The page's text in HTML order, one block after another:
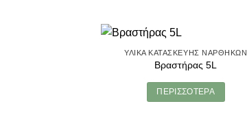
ΥΛΙΚΆ ΚΑΤΑΣΚΕΥΉΣ ΝΑΡΘΉΚΩΝ
Βραστήρας 5L
ΠΕΡΙΣΣΌΤΕΡΑ